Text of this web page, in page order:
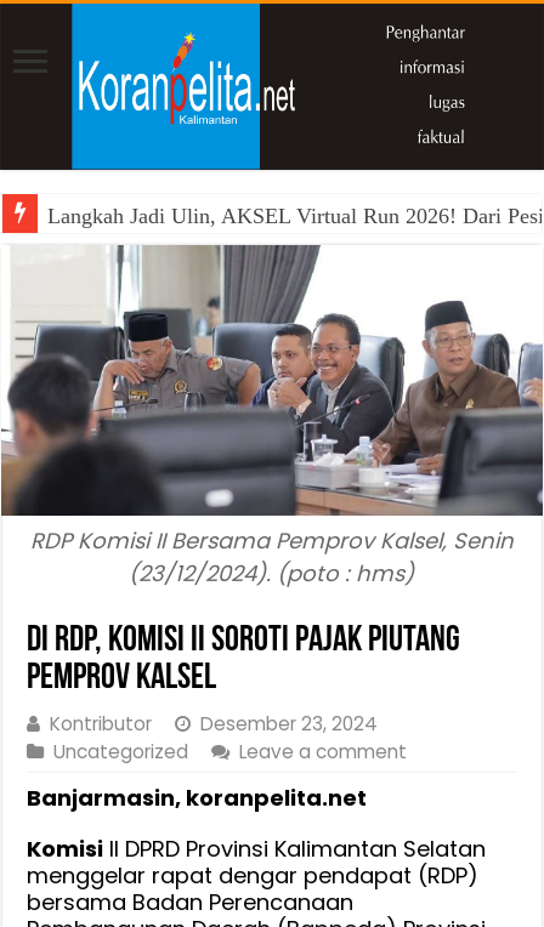
Langkah Jadi Ulin, AKSEL Virtual Run 2026! Dari
RDP Komisi II Bersama Pemprov Kalsel, Senin
(23/12/2024). (poto : hms)
Di RDP, Komisi II Soroti Pajak Piutang
Pemprov Kalsel
Kontributor
Desember 23, 2024
Uncategorized
Leave a comment
Banjarmasin, koranpelita.net
Komisi II DPRD Provinsi Kalimantan Selatan
menggelar rapat dengar pendapat (RDP)
bersama Badan Perencanaan